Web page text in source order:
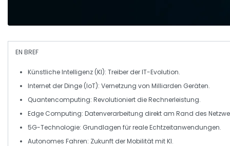
EN BREF
Künstliche Intelligenz (KI): Treiber derIT-Evolution.
Internet der Dinge (IoT): Vernetzung von Milliarden Geräten.
Quantencomputing: Revolutioniert die Rechnerleistung.
Edge Computing: Datenverarbeitung direkt am Rand des
5G-Technologie: Grundlagen fürrealeEchtzeitanwendungen.
Autonomes Fahren: Zukunft der Mobilität mit KI.